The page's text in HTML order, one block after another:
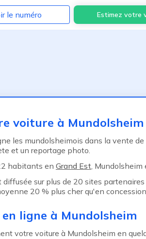
le numéro Estimez votre
voiture à Mundolsheim
les mundolsheimois dans la vente
et un reportage photo.
habitants en Grand Est, Mundolsheim
sur plus de 20 sites
20 % plus cher qu'en
ligne à Mundolsheim
votre voiture à Mundolsheim en